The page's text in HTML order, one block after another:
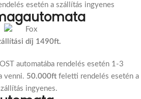
esetén a szállítás ingyenes
díj 1490ft.
automatába rendelés esetén 1-3
venni. 50.000ft feletti rendelés esetén a
ingyenes.